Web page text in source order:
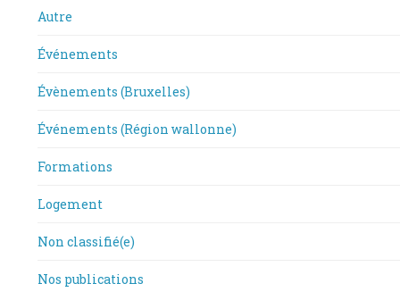
Autre
Événements
Évènements (Bruxelles)
Événements (Région wallonne)
Formations
Logement
Non classifié(e)
Nos publications